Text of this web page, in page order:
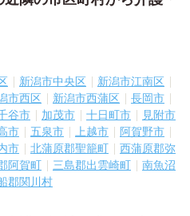
新潟市中央区
新潟市江南区
市西区 新潟市西蒲区
長岡市
谷市 加茂市 十日町市
見附市
市 五泉市 上越市
阿賀野市
市 北蒲原郡聖籠町
西蒲原郡弥
阿賀町 三島郡出雲崎町
南魚沼
郡関川村